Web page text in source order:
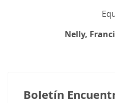
Nelly,
Boletín